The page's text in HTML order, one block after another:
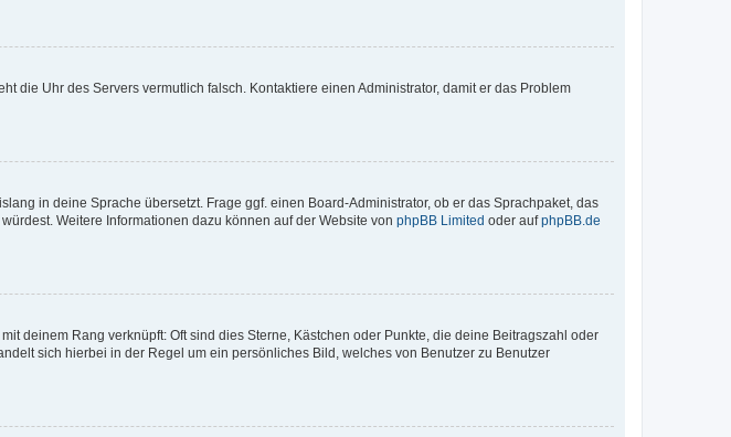
die Uhr des Servers vermutlich falsch. Kontaktiere einen Administrator, damit er das Problem
in deine Sprache übersetzt. Frage ggf. einen Board-Administrator, ob er das Sprachpaket, das
Weitere Informationen dazu können auf der Website von phpBB Limited oder aufphpBB.de
deinem Rang verknüpft: Oft sind dies Sterne, Kästchen oder Punkte, die deine Beitragszahl oder
sich hierbei in der Regel um ein persönliches Bild, welches von Benutzer zu Benutzer